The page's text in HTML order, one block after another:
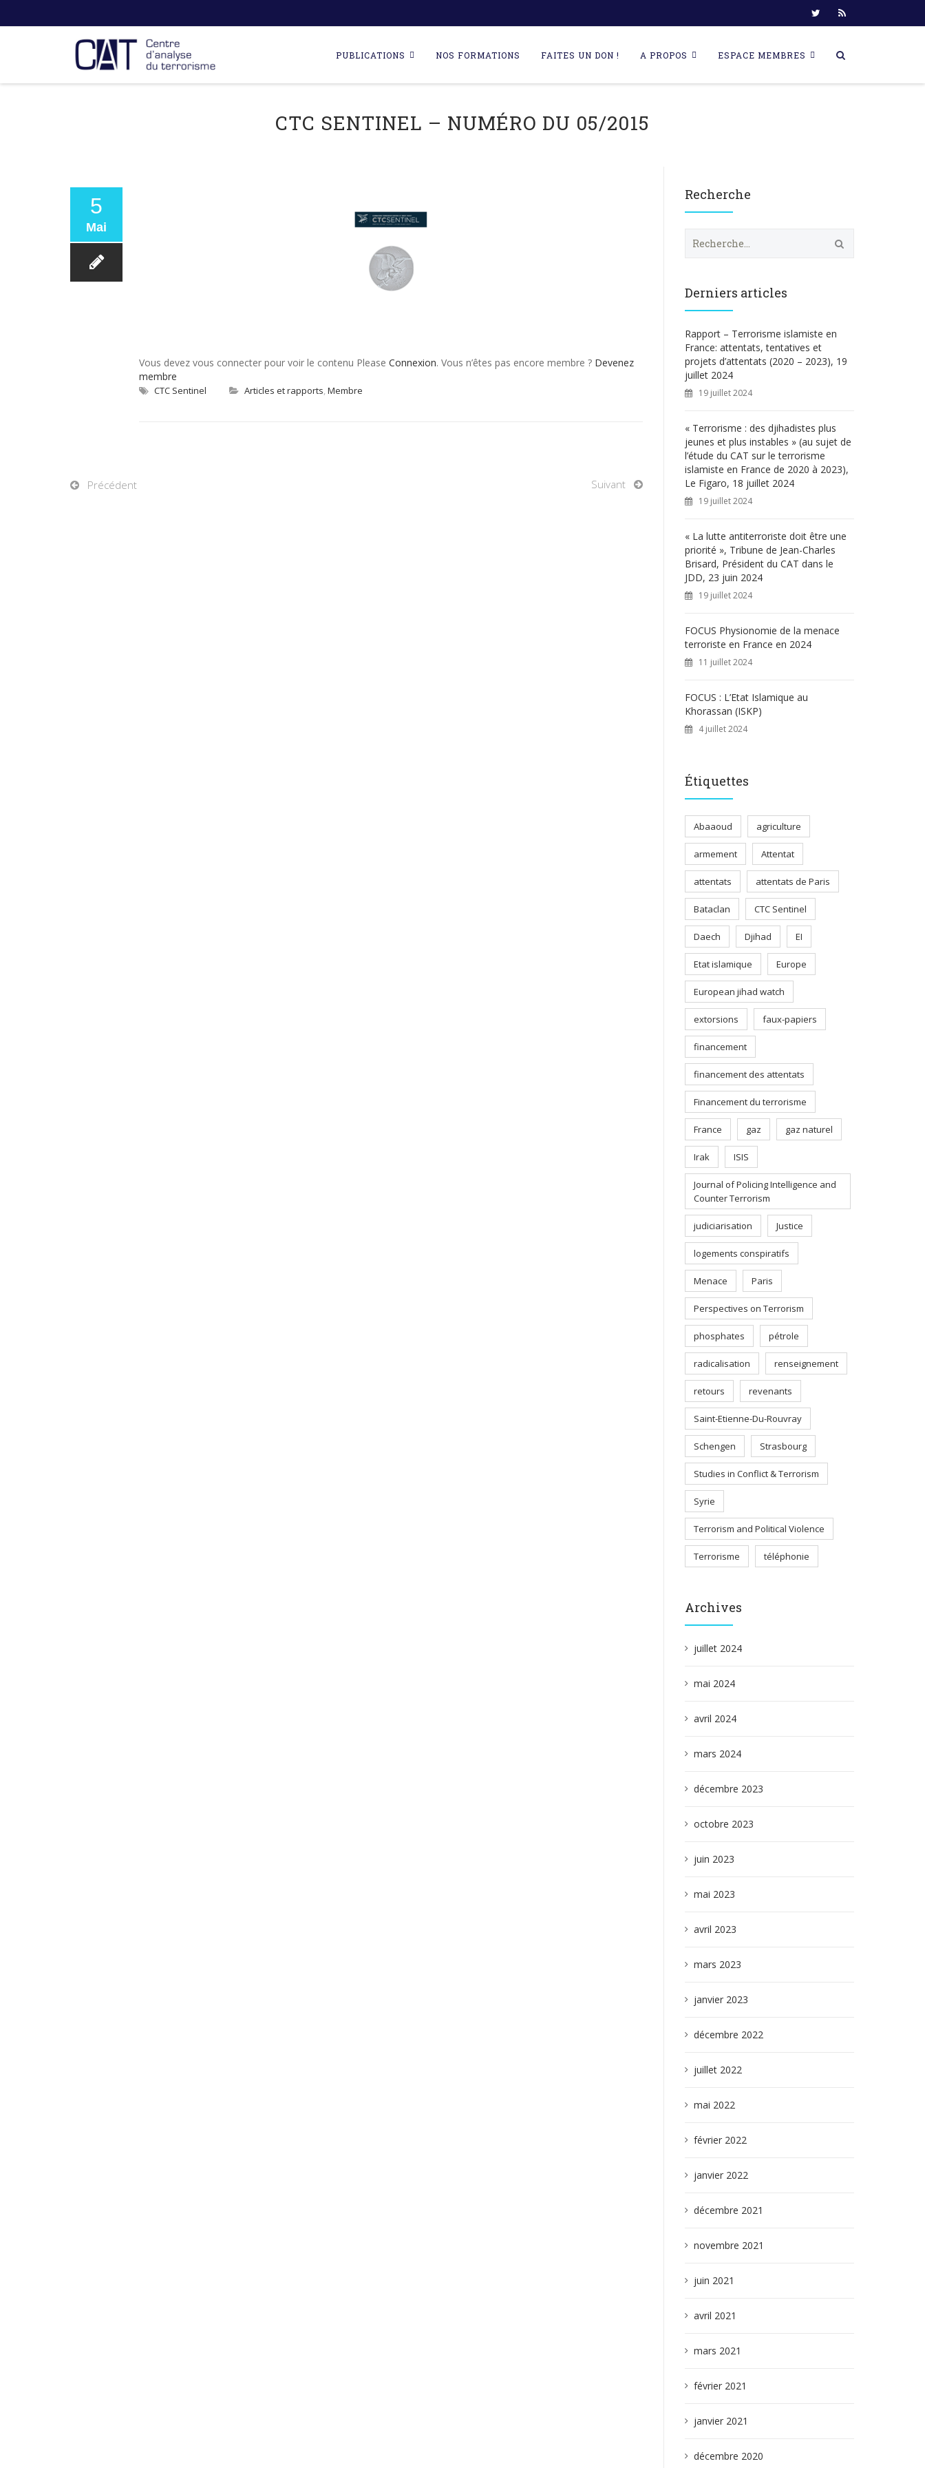
content
PUBLICATIONS NOS FORMATIONS FAITES UN DON ! A PROPOS ESPACE MEMBRES
CTC SENTINEL – NUMÉRO DU 05/2015
5
Mai
Vous devez vous connecter pour voir le contenu Please Connexion. Vous n’êtes pas encore membre ? Devenez
membre
CTC Sentinel Articles et rapports, Membre
Précédent Suivant
Recherche
e
h
e
r
:
Derniers articles
Rapport – Terrorisme islamiste en
France: attentats, tentatives et
projets d’attentats (2020 – 2023), 19
juillet 2024
19 juillet 2024
« Terrorisme : des djihadistes plus
jeunes et plus instables » (au sujet de
l’étude du CAT sur le terrorisme
islamiste en France de 2020 à 2023),
Le Figaro, 18 juillet 2024
19 juillet 2024
« La lutte antiterroriste doit être une
priorité », Tribune de Jean-Charles
Brisard, Président du CAT dans le
JDD, 23 juin 2024
19 juillet 2024
FOCUS Physionomie de la menace
terroriste en France en 2024
11 juillet 2024
FOCUS : L’Etat Islamique au
Khorassan (ISKP)
4 juillet 2024
Étiquettes
Abaaoud agriculture
armement Attentat
attentats attentats de Paris
Bataclan CTC Sentinel
Daech Djihad EI
Etat islamique Europe
European jihad watch
extorsions faux-papiers
financement
financement des attentats
Financement du terrorisme
France gaz gaz naturel
Irak ISIS
Journal of Policing Intelligence and
Counter Terrorism
judiciarisation Justice
logements conspiratifs
Menace Paris
Perspectives on Terrorism
phosphates pétrole
radicalisation renseignement
retours revenants
Saint-Etienne-Du-Rouvray
Schengen Strasbourg
Studies in Conflict & Terrorism
Syrie
Terrorism and Political Violence
Terrorisme téléphonie
Archives
juillet 2024
mai 2024
avril 2024
mars 2024
décembre 2023
octobre 2023
juin 2023
mai 2023
avril 2023
mars 2023
janvier 2023
décembre 2022
juillet 2022
mai 2022
février 2022
janvier 2022
décembre 2021
novembre 2021
juin 2021
avril 2021
mars 2021
février 2021
janvier 2021
décembre 2020